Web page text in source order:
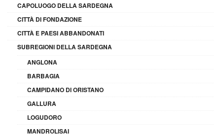
CAPOLUOGO DELLA SARDEGNA
CITTÀ DI FONDAZIONE
CITTÀ E PAESI ABBANDONATI
SUBREGIONI DELLA SARDEGNA
ANGLONA
BARBAGIA
CAMPIDANO DI ORISTANO
GALLURA
LOGUDORO
MANDROLISAI